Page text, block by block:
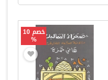
خصم 10
%